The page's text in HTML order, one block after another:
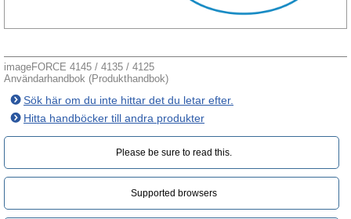
imageFORCE 4145 / 4135 / 4125
Användarhandbok (Produkthandbok)
Sök här om du inte hittar det du letar efter.
Hitta handböcker till andra produkter
Please be sure to read this.‎
Supported browsers